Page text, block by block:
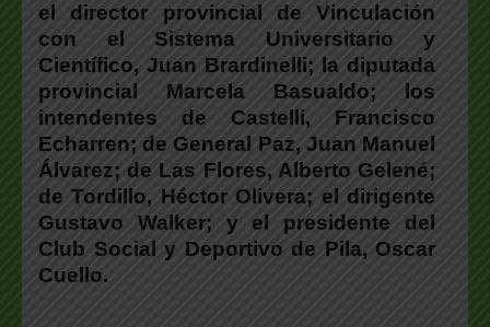
el director provincial de Vinculación
con el Sistema Universitario y
Científico, Juan Brardinelli; la diputada
provincial Marcela Basualdo; los
intendentes de Castelli, Francisco
Echarren; de General Paz, Juan Manuel
Álvarez; de Las Flores, Alberto Gelené;
de Tordillo, Héctor Olivera; el dirigente
Gustavo Walker; y el presidente del
Club Social y Deportivo de Pila, Oscar
Cuello.